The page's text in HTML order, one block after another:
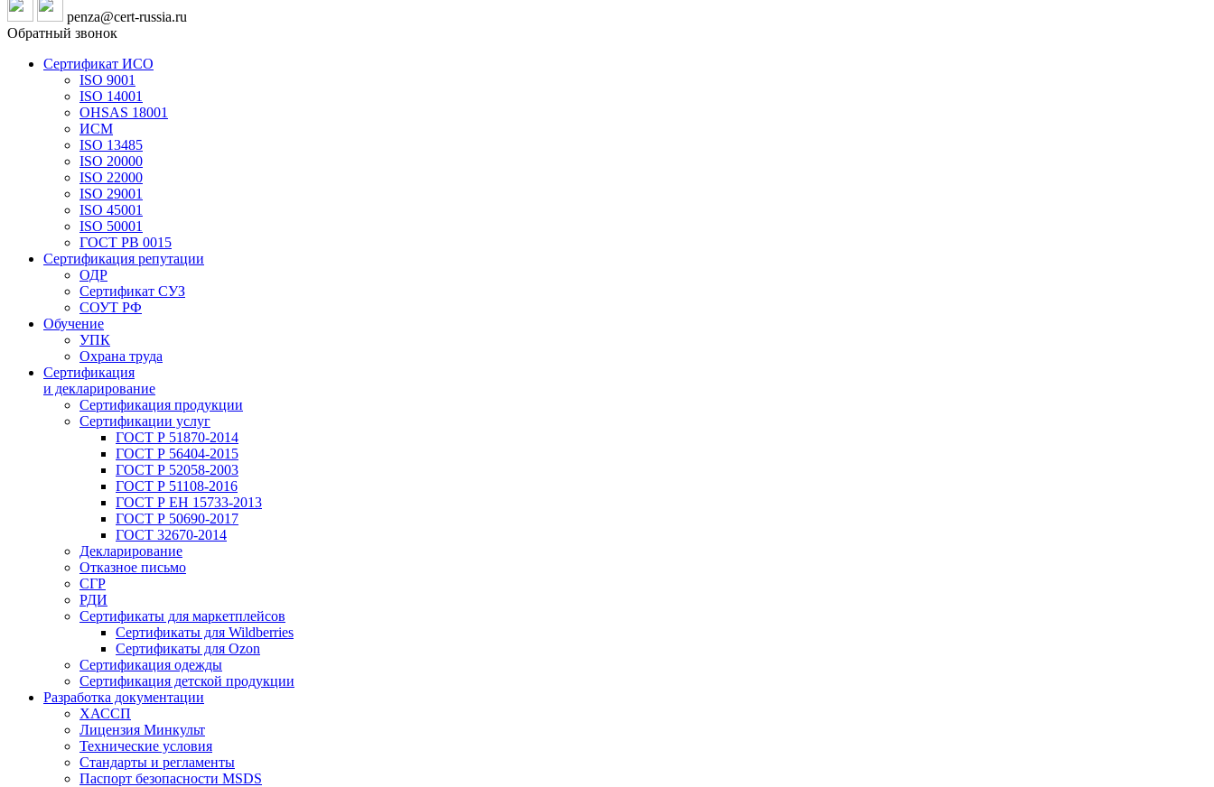
penza@cert-russia.ru
Обратный звонок
Сертификат ИСО
ISO 9001
ISO 14001
OHSAS 18001
ИСМ
ISO 13485
ISO 20000
ISO 22000
ISO 29001
ISO 45001
ISO 50001
ГОСТ РВ 0015
Сертификация репутации
ОДР
Сертификат СУЗ
СОУТ РФ
Обучение
УПК
Охрана труда
Сертификация
и декларирование
Сертификация продукции
Сертификации услуг
ГОСТ Р 51870-2014
ГОСТ Р 56404-2015
ГОСТ Р 52058-2003
ГОСТ Р 51108-2016
ГОСТ Р ЕН 15733-2013
ГОСТ Р 50690-2017
ГОСТ 32670-2014
Декларирование
Отказное письмо
СГР
РДИ
Сертификаты для маркетплейсов
Сертификаты для Wildberries
Сертификаты для Ozon
Сертификация одежды
Сертификация детской продукции
Разработка документации
ХАССП
Лицензия Минкульт
Технические условия
Стандарты и регламенты
Паспорт безопасности MSDS